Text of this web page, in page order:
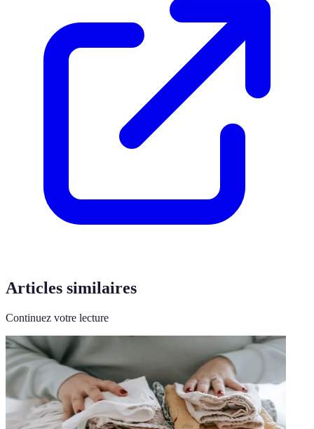
Articles similaires
Continuez votre lecture